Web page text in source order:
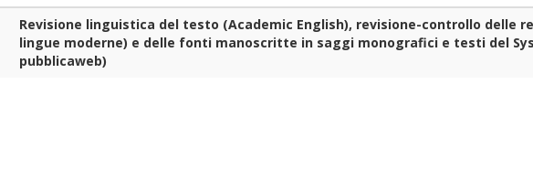
Revisione linguistica del testo (Academic English), revisione-controllo delle
lingue moderne) e delle fonti manoscritte in saggi monografici e testi del
pubblicaweb)